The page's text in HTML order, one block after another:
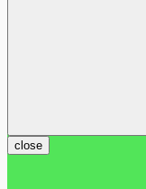
close